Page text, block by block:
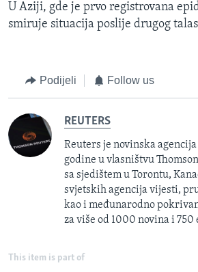
U Aziji, gde je prvo registrovana
smiruje situacija poslije drugog
Podijeli Follow us
REUTERS
Reuters je novinska agencija
godine u vlasništvu
sa sjedištem u Torontu,
svjetskih agencija vijesti,
kao i međunarodno
za više od 1000 novina i
This item is part of